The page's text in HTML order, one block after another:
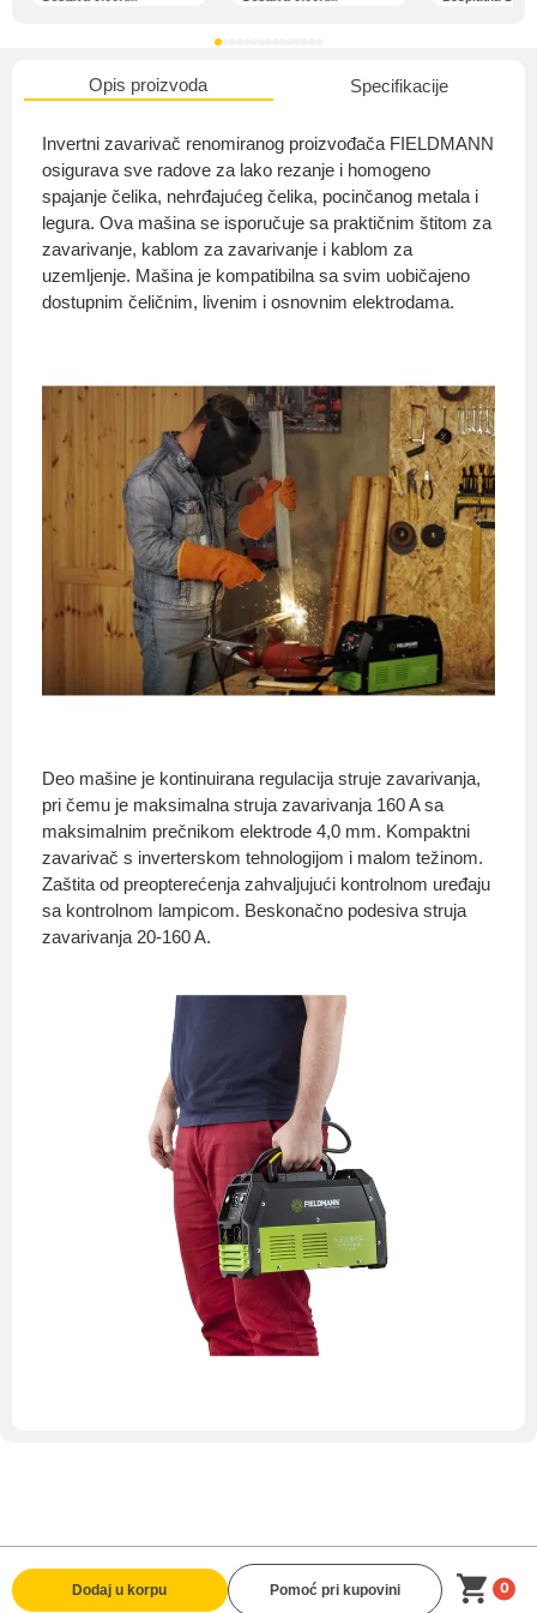
Opis proizvoda Specifikacije
Invertni zavarivač renomiranog proizvođača FIELDMANN
osigurava sve radove za lako rezanje i homogeno
spajanje čelika, nehrđajućeg čelika, pocinčanog metala i
legura. Ova mašina se isporučuje sa praktičnim štitom za
zavarivanje, kablom za zavarivanje i kablom za
uzemljenje. Mašina je kompatibilna sa svim uobičajeno
dostupnim čeličnim, livenim i osnovnim elektrodama.
Deo mašine je kontinuirana regulacija struje zavarivanja,
pri čemu je maksimalna struja zavarivanja 160 A sa
maksimalnim prečnikom elektrode 4,0 mm. Kompaktni
zavarivač s inverterskom tehnologijom i malom težinom.
Zaštita od preopterećenja zahvaljujući kontrolnom uređaju
sa kontrolnom lampicom. Beskonačno podesiva struja
zavarivanja 20-160 A.
Dodaj u korpu Pomoć pri kupovini 0
O nama
Privatnost kupca